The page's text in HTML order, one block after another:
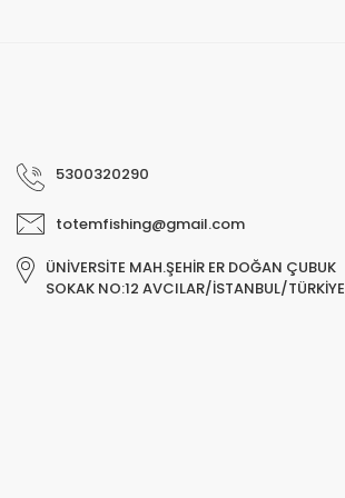
5300320290
totemfishing@gmail.com
ÜNİVERSİTE MAH.ŞEHİR ER DOĞAN ÇUBUK
SOKAK NO:12 AVCILAR/İSTANBUL/TÜRKİYE